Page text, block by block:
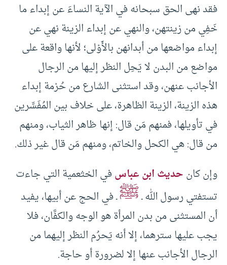
فقد نهى الحق سبحانه في الآية النساءَ عن إبداء ما
خَفِي من زينتهن، والنهي عن إبداء الزينة نهي عن
إبداء مواضعها من أبدانهن بالأَوْلى؛ لأنها واقعة على
مواضع من البدن لا يَحِل النظر إليها من الرجال
الأجانب عنهن، وقد استثنى الشارع من حُرْمة إبداء
هذه الزينة، الزينة الظاهرة، على خلاف بين المُفَسِّرين
في تأويلها، فمنهم مَن قال: إنها ظاهر الثياب، ومنهم
من قال: هي الكحل والخاتم، ومنهم مَن قال غير ذلك.
وإن كانحديث ابن عباسفي الخثعمية التي جاءت
تستفتي رسول الله ـﷺـ في الحج عن أبيها، يفيد
أن المستثنى من بدن المرأة هو الوجه والكفَّان، فلا
يجب عليها سترهما، إلا أنه يَحرُم النظر إليهما من
الرجال الأجانب عنها إلا لضرورة أو حاجة.